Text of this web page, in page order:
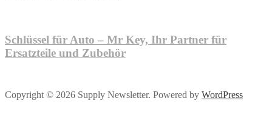
Schlüssel für Auto – Mr Key, Ihr Partner für
Ersatzteile und Zubehör
Copyright © 2026 Supply Newsletter. Powered by WordPress